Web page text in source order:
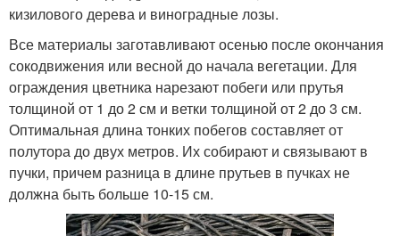
кизилового дерева и виноградные лозы.
Все материалы заготавливают осенью после окончания
сокодвижения или весной до начала вегетации. Для
ограждения цветника нарезают побеги или прутья
толщиной от 1 до 2 см и ветки толщиной от 2 до 3 см.
Оптимальная длина тонких побегов составляет от
полутора до двух метров. Их собирают и связывают в
пучки, причем разница в длине прутьев в пучках не
должна быть больше 10-15 см.